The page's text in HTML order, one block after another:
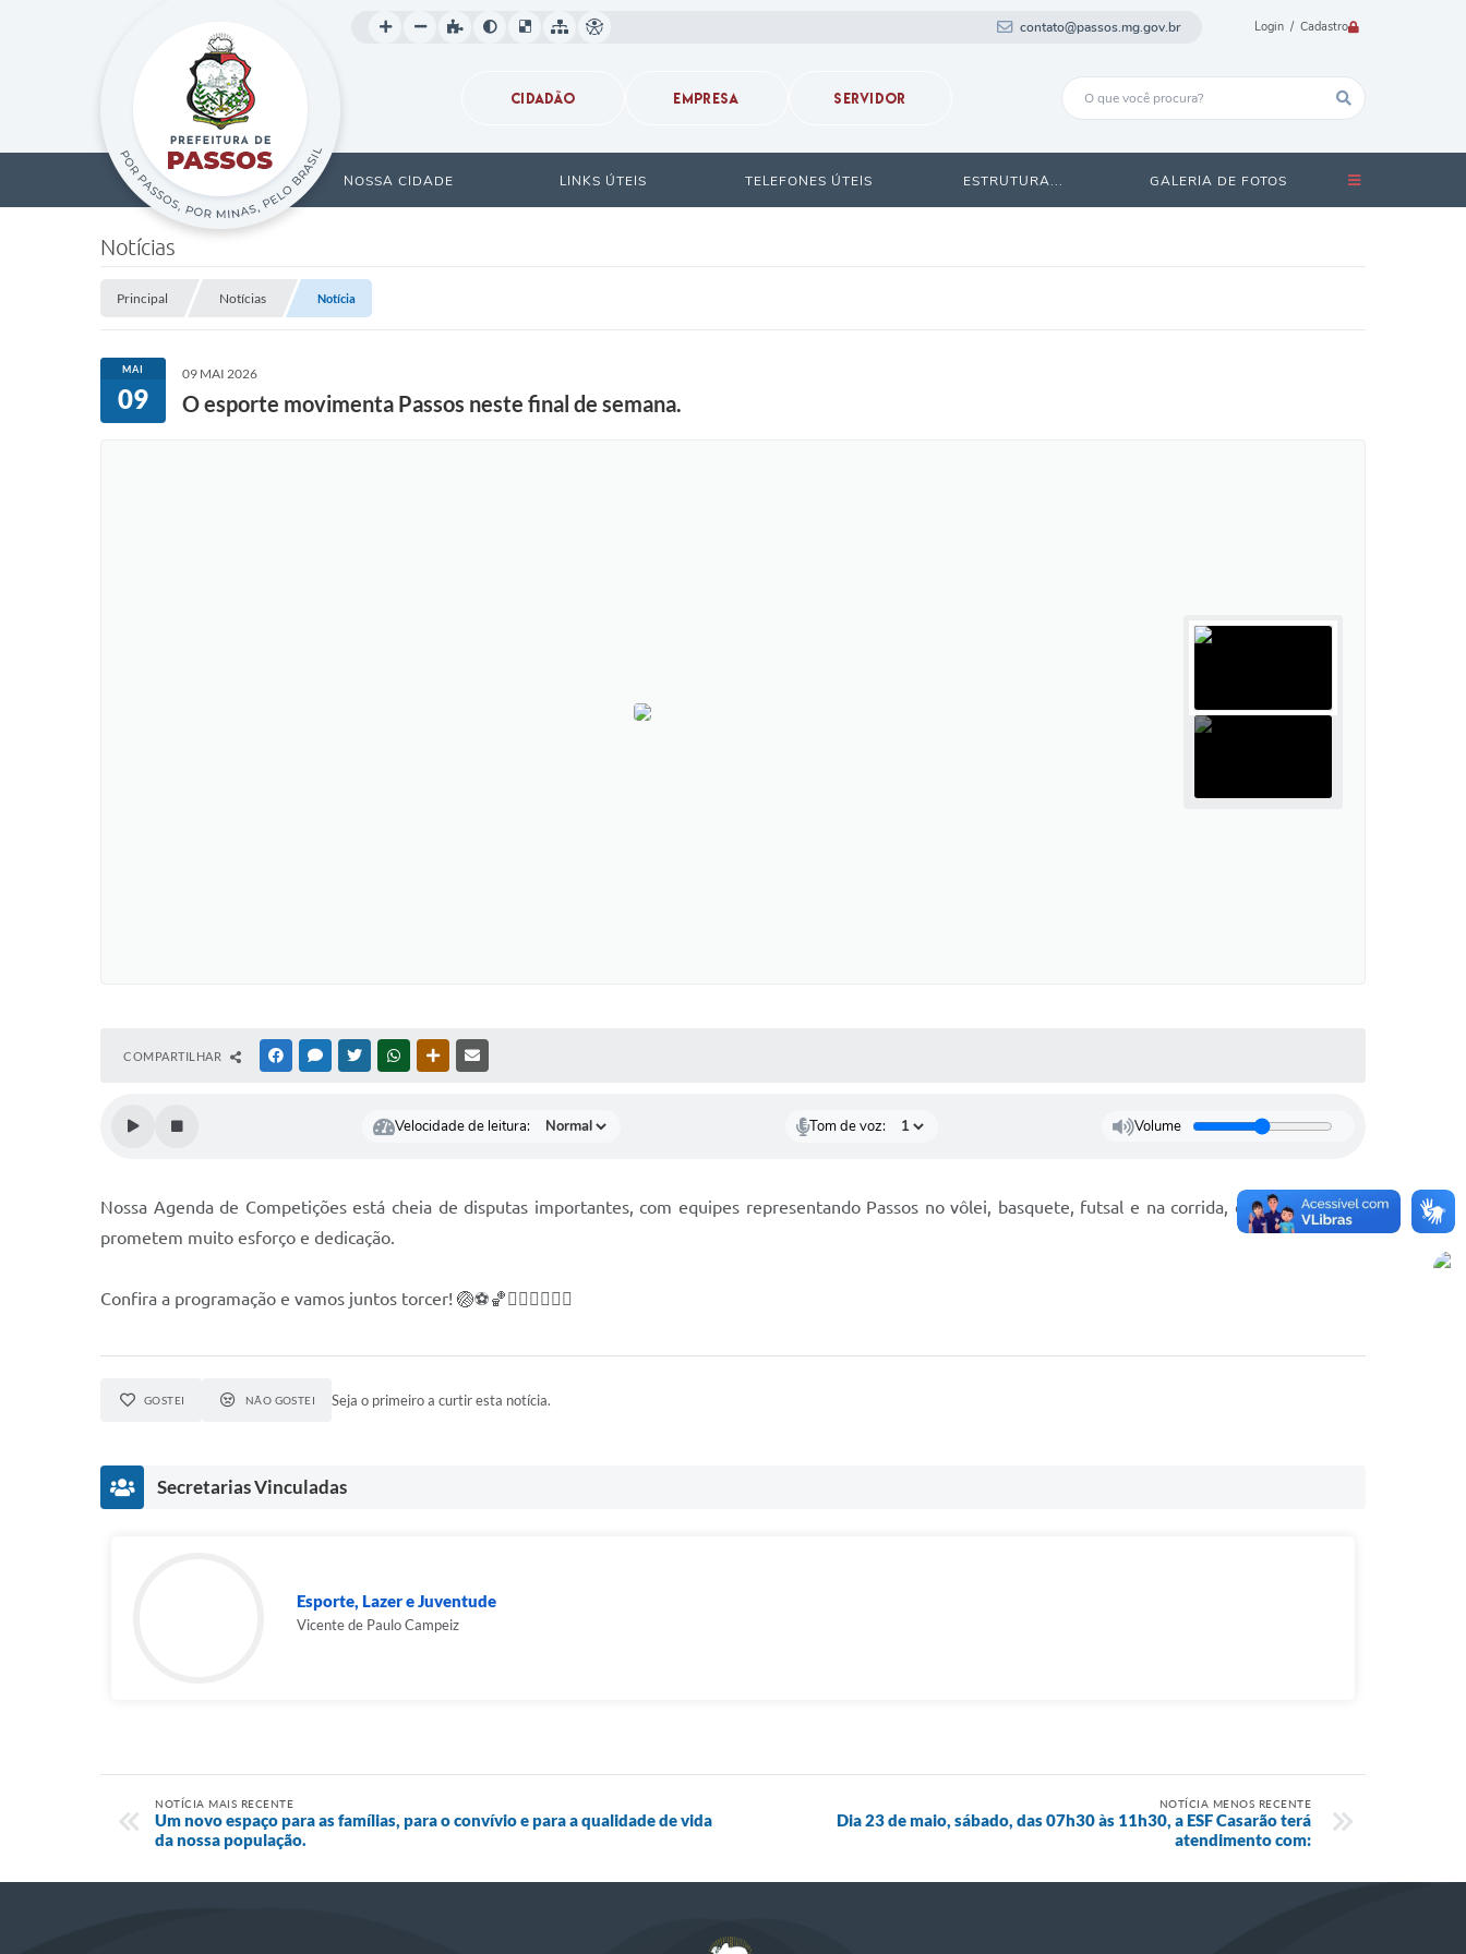
Login / Cadastro
contato@passos.mg.gov.br
CIDADÃO EMPRESA SERVIDOR
NOSSA CIDADE LINKS ÚTEIS TELEFONES ÚTEIS ESTRUTURA... GALERIA DE FOTOS
Notícias
Principal Notícias Notícia
MAI
09
09 MAI 2026
O esporte movimenta Passos neste final de semana.
COMPARTILHAR FACEBOOKMESSENGER
TWITTERWHATSAPPOUTRAS MÍDIAS
Velocidade de leitura: Tom de voz: Volume
Nossa Agenda de Competições está cheia de disputas importantes, com equipes representando Passos no vôlei, basquete, futsal e na corrida, em disputas que
prometem muito esforço e dedicação.
Confira a programação e vamos juntos torcer! 🏐⚽️🏀🏃🏻‍♀️🏃🏻‍♂️
GOSTEI NÃO GOSTEI Seja o primeiro a curtir esta notícia.
Secretarias Vinculadas
Esporte, Lazer e Juventude
Vicente de Paulo Campeiz
NOTÍCIA MAIS RECENTE
Um novo espaço para as famílias, para o convívio e para a qualidade de vida
da nossa população.
NOTÍCIA MENOS RECENTE
Dia 23 de maio, sábado, das 07h30 às 11h30, a ESF Casarão terá
atendimento com: